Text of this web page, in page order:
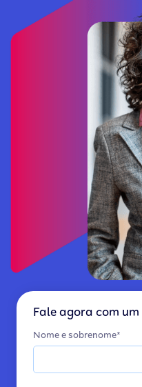
Fale agora com
Nome e sobrenome*